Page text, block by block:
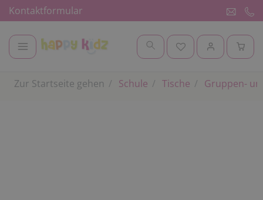
Kontaktformular
Zur Startseite gehen Schule Tische Gruppen-